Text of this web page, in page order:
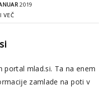
2019
VEČ
mlad.si. Ta na enem
zamlade na poti v